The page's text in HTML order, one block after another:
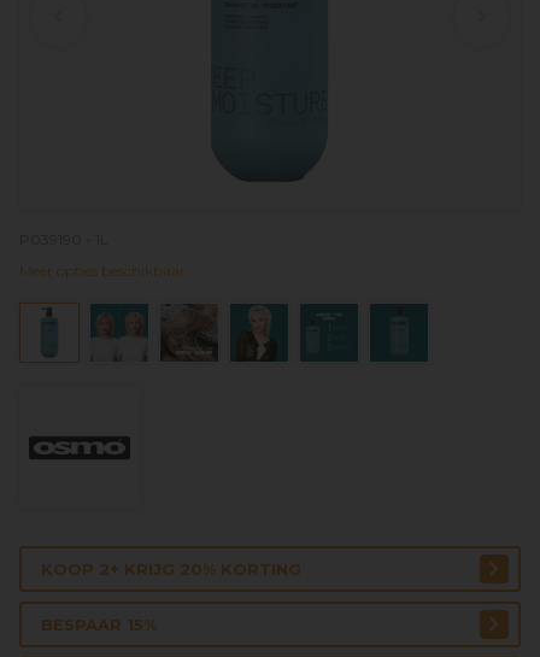
Meer opties beschikbaar
KOOP 2+ KRIJG 20% KORTING
BESPAAR 15%